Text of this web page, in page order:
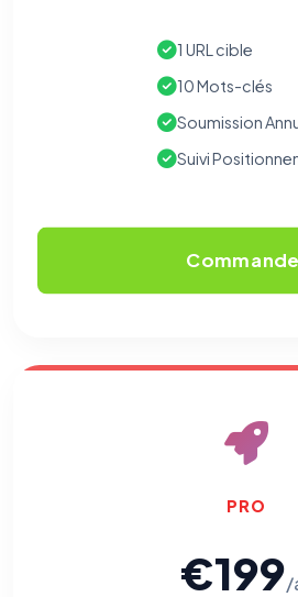
1 URL cible
10 Mots-clés
Soumission
Suivi
PRO
€199/